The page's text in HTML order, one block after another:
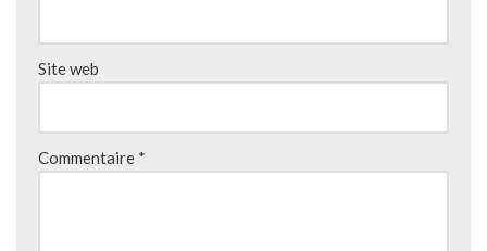
Site web
Commentaire *